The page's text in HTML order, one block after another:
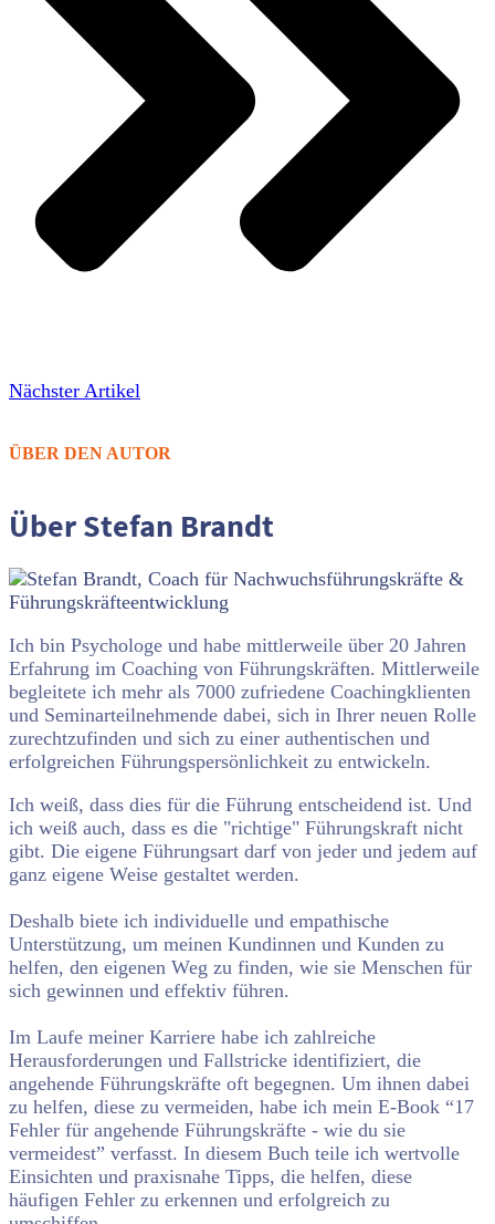
Nächster Artikel
ÜBER DEN AUTOR
Über Stefan Brandt
Ich bin Psychologe und habe mittlerweile über 20 Jahren
Erfahrung im Coaching von Führungskräften. Mittlerweile
begleitete ich mehr als 7000 zufriedene Coachingklienten
und Seminarteilnehmende dabei, sich in Ihrer neuen Rolle
zurechtzufinden und sich zu einer authentischen und
erfolgreichen Führungspersönlichkeit zu entwickeln.
Ich weiß, dass dies für die Führung entscheidend ist. Und
ich weiß auch, dass es die "richtige" Führungskraft nicht
gibt. Die eigene Führungsart darf von jeder und jedem auf
ganz eigene Weise gestaltet werden.
Deshalb biete ich individuelle und empathische
Unterstützung, um meinen Kundinnen und Kunden zu
helfen, den eigenen Weg zu finden, wie sie Menschen für
sich gewinnen und effektiv führen.
Im Laufe meiner Karriere habe ich zahlreiche
Herausforderungen und Fallstricke identifiziert, die
angehende Führungskräfte oft begegnen. Um ihnen dabei
zu helfen, diese zu vermeiden, habe ich mein E-Book “17
Fehler für angehende Führungskräfte - wie du sie
vermeidest” verfasst. In diesem Buch teile ich wertvolle
Einsichten und praxisnahe Tipps, die helfen, diese
häufigen Fehler zu erkennen und erfolgreich zu